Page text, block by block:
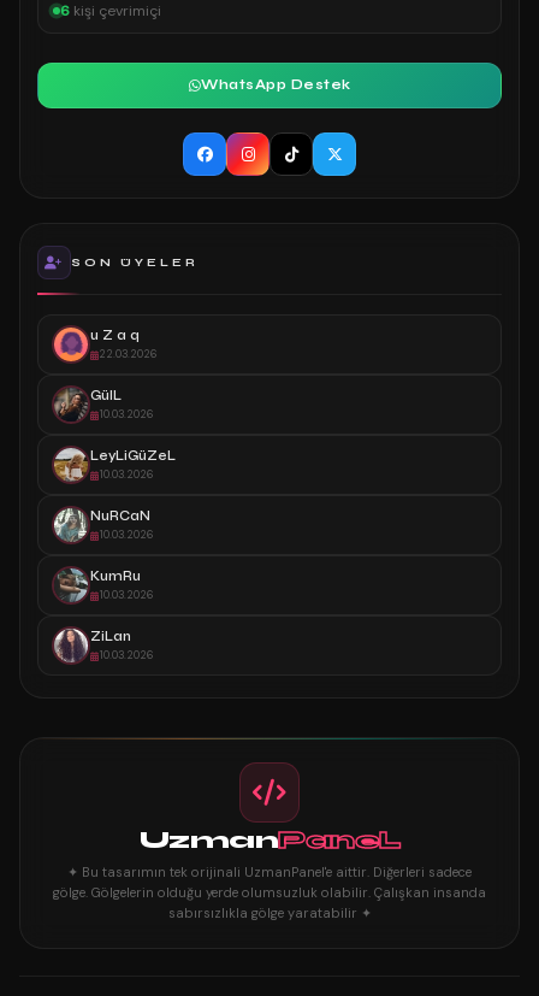
6 kişi çevrimiçi
WhatsApp Destek
SON ÜYELER
u Z a q
22.03.2026
GülL
10.03.2026
LeyLiGüZeL
10.03.2026
NuRCaN
10.03.2026
KumRu
10.03.2026
ZiLan
10.03.2026
UzmanPaneL
✦ Bu tasarımın tek orijinali UzmanPanel'e aittir. Diğerleri sadece
gölge. Gölgelerin olduğu yerde olumsuzluk olabilir. Çalışkan insanda
sabırsızlıkla gölge yaratabilir ✦